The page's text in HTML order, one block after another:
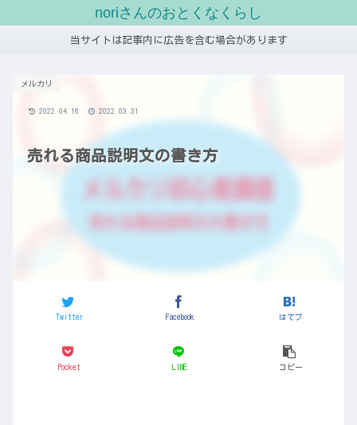
noriさんのおとくなくらし
当サイトは記事内に広告を含む場合があります
売れる商品説明文の書き方
メルカリ
Twitter Facebook はてブ
Pocket LINE コピー
2022.04.16 2022.03.31